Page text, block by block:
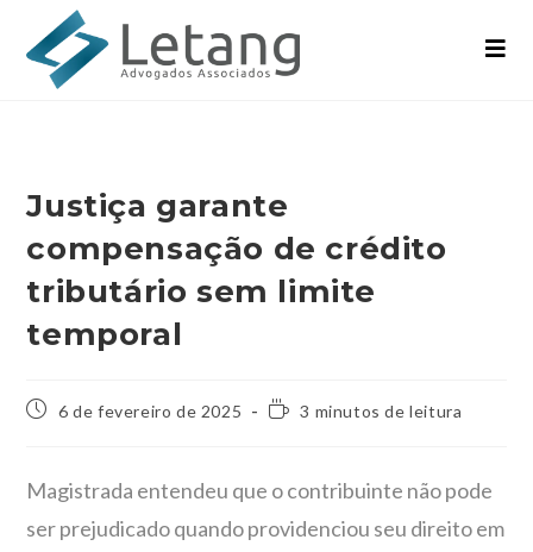
Justiça garante
compensação de crédito
tributário sem limite
temporal
6 de fevereiro de 2025 3 minutos de leitura
Magistrada entendeu que o contribuinte não pode
ser prejudicado quando providenciou seu direito em